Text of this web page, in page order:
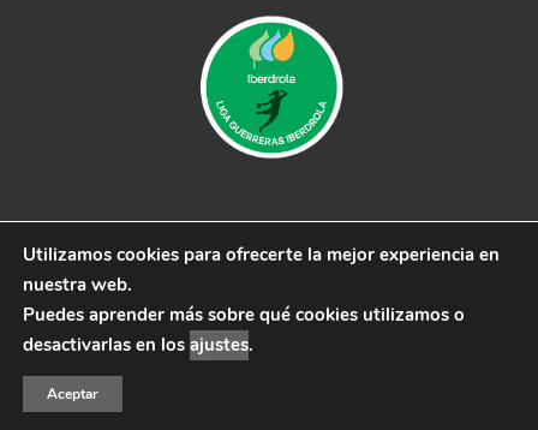
© 2019 CB Remudas - Desarrollado por3COM
Aviso Legal|Política de Privacidad|Política de cookies
Utilizamos cookies para ofrecerte la mejor experiencia en
nuestra web.
Puedes aprender más sobre qué cookies utilizamos o
desactivarlas en los ajustes.
Aceptar